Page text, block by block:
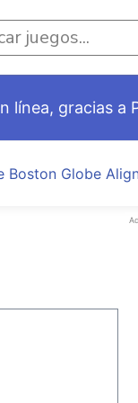
línea, gracias a
Boston Globe
Ad